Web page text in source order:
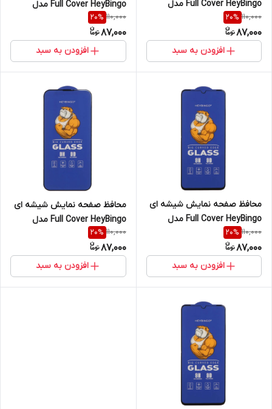
Full Cover HeyBingo مدل
Samsung Galaxy A31 / A32
4G / A33 5G / A22 4G / F22 4G
/ M22 / M32 4G
110,000
20%
87,000
افزودن به سبد
Full Cover HeyBingo مدل
Xiaomi Redmi 14C / Poco C75
/ Poco C71 / Redmi A5 /
Redmi A3 Pro / Redmi A4 /
Poco M7
110,000
20%
87,000
افزودن به سبد
محافظ صفحه نمایش شیشه ای
Full Cover HeyBingo مدل
Samsung Galaxy A05s / A06 /
Realme C51 / Realme C53 /
Narzo N53
110,000
20%
87,000
افزودن به سبد
محافظ صفحه نمایش شیشه ای
Full Cover HeyBingo مدل
Samsung Galaxy A51 / A52 /
A53 / M31s / S20 fe
110,000
20%
87,000
افزودن به سبد